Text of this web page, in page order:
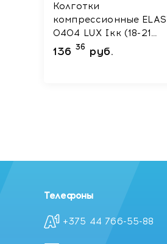
Колготки
компрессионные
0404 LUX Iкк (18-21
mmHg) Черный размер
5 Рост 2
136 36 руб.
Телефоны
+375 44 766-55-88